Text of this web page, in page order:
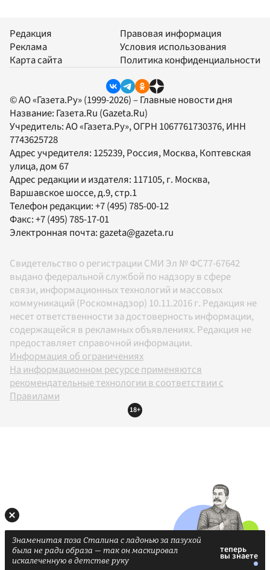
Редакция
Реклама
Карта сайта
Правовая информация
Условия использования
Политика конфиденциальности
© АО «Газета.Ру» (1999-2026) – Главные новости дня
Название: Газета.Ru (Gazeta.Ru)
Учредитель:АО «Газета.Ру», ОГРН 1067761730376, ИНН
7743625728
Адрес учредителя: 125239, Россия, Москва, Коптевская
улица, дом 67
Адрес редакции и издателя: 117105, г. Москва,
Варшавское шоссе, д.9, стр.1
Телефон редакции:+7 (495) 785-00-12
Факс:+7 (495) 785-17-01
Электронная почта:gazeta@gazeta.ru
Свидетельство о регистрации СМИ Эл № ФС77-67642
выдано федеральной службой по надзору в сфере
связи, информационных технологий и массовых
коммуникаций (Роскомнадзор) 10.11.2016 г. Редакция не
несет ответственности за достоверность информации,
содержащейся в рекламных объявлениях. Редакция не
предоставляет справочной информации.
Информация об ограничениях
На информационном ресурсе применяются
рекомендательные технологии в соответствии с
Правилами
18+
Знаменитая поза Сталина с ладонью за пазухой
была не ради образа — так он маскировал
искалеченную в детстве руку